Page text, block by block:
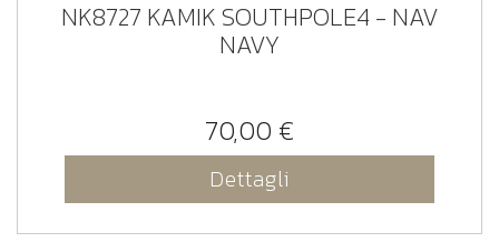
NK8727 KAMIK SOUTHPOLE4 - NAV
NAVY
70,00 €
Dettagli